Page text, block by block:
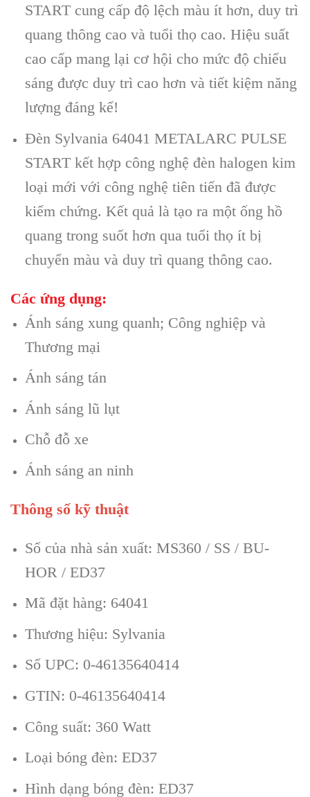
START cung cấp độ lệch màu ít hơn, duy trì
quang thông cao và tuổi thọ cao. Hiệu suất
cao cấp mang lại cơ hội cho mức độ chiếu
sáng được duy trì cao hơn và tiết kiệm năng
lượng đáng kể!
Đèn Sylvania 64041 METALARC PULSE
START kết hợp công nghệ đèn halogen kim
loại mới với công nghệ tiên tiến đã được
kiểm chứng. Kết quả là tạo ra một ống hồ
quang trong suốt hơn qua tuổi thọ ít bị
chuyển màu và duy trì quang thông cao.
Các ứng dụng:
Ánh sáng xung quanh; Công nghiệp và
Thương mại
Ánh sáng tán
Ánh sáng lũ lụt
Chỗ đỗ xe
Ánh sáng an ninh
Thông số kỹ thuật
Số của nhà sản xuất: MS360 / SS / BU-
HOR / ED37
Mã đặt hàng: 64041
Thương hiệu: Sylvania
Số UPC: 0-46135640414
GTIN: 0-46135640414
Công suất: 360 Watt
Loại bóng đèn: ED37
Hình dạng bóng đèn: ED37